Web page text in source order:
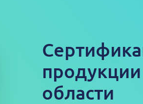
области